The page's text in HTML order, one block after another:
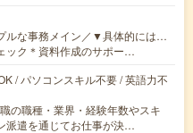
ルな事務メイン／▼具体的には…
ック＊資料作成のサポー…
/ パソコンスキル不要 / 英語力不
の職種・業界・経験年数やスキ
派遣を通じてお仕事が決…